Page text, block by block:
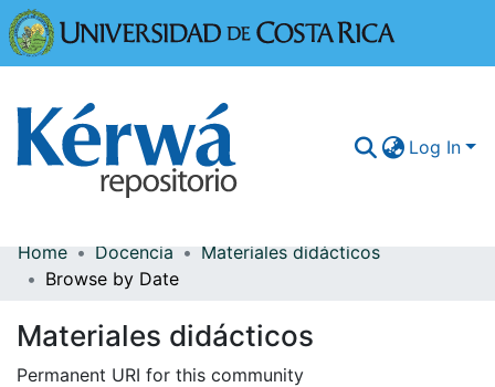
Log In
Communities & Collections
Home Docencia
Materiales didácticos
Browse by Date
Materiales didácticos
Permanent URI for this community